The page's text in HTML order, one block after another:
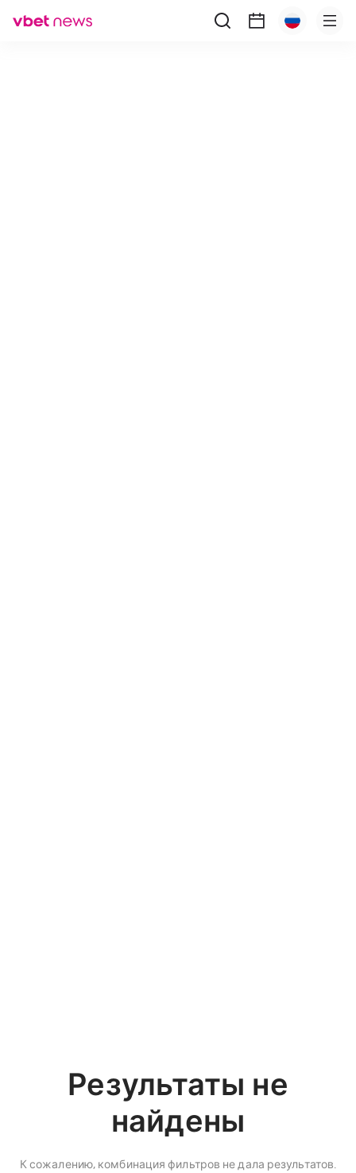
Результаты не
найдены
К сожалению, комбинация фильтров не дала результатов.